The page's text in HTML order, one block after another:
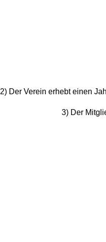
2) Der Verein erhebt einen
3) Der